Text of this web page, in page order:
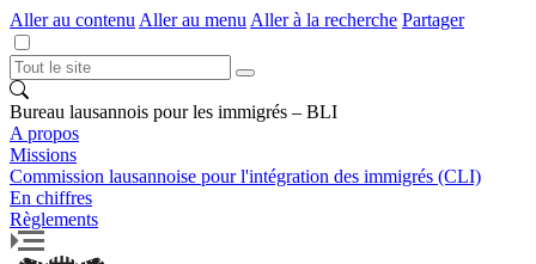
Aller au contenu Aller au menu Aller à la recherche Partager
Bureau lausannois pour les immigrés – BLI
A propos
Missions
Commission lausannoise pour l'intégration des immigrés (CLI)
En chiffres
Règlements